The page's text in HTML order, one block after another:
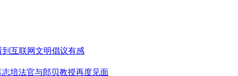
到互联网文明倡议有感
培法官与郎贝教授再度见面